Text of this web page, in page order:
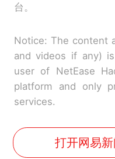
台。
Notice: The content
and videos if any)
user of NetEase
platform and only
services.
打开网易